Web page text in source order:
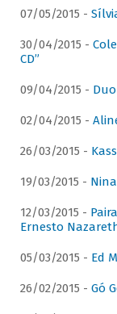
07/05/2015 -
30/04/2015 -
CD”
09/04/2015 -
02/04/2015 -
26/03/2015 -
19/03/2015 -
12/03/2015 -
Ernesto
05/03/2015 - Ed
26/02/2015 - Gó